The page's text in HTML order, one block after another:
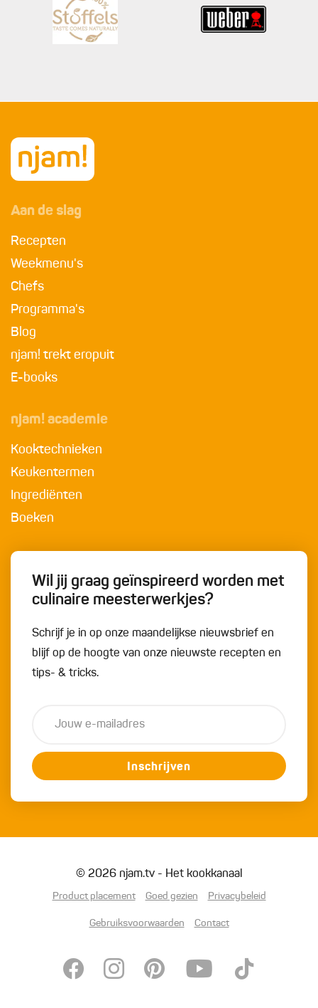
Aan de slag
Recepten
Weekmenu's
Chefs
Programma's
Blog
njam! trekt eropuit
E-books
njam! academie
Kooktechnieken
Keukentermen
Ingrediënten
Boeken
Wil jij graag geïnspireerd worden met
culinaire meesterwerkjes?
Schrijf je in op onze maandelijkse nieuwsbrief en
blijf op de hoogte van onze nieuwste recepten en
tips- & tricks.
Inschrijven
© 2026 njam.tv - Het kookkanaal
Product placement Goed gezien Privacybeleid
Gebruiksvoorwaarden Contact